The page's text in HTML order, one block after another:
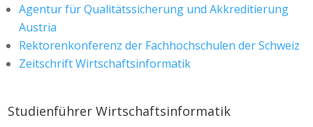
Agentur für Qualitätssicherung und Akkreditierung
Austria
Rektorenkonferenz der Fachhochschulen der Schweiz
Zeitschrift Wirtschaftsinformatik
Studienführer Wirtschaftsinformatik